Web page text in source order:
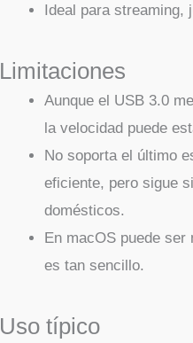
Ideal para streaming,
Limitaciones
Aunque el USB 3.0
la velocidad puede
No soporta el último
eficiente, pero sigue
domésticos.
En macOS puede
es tan sencillo.
Uso típico